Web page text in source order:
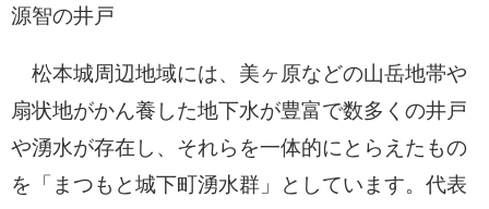
源智の井戸
松本城周辺地域には、美ヶ原などの山岳地帯や
扇状地がかん養した地下水が豊富で数多くの井戸
や湧水が存在し、それらを一体的にとらえたもの
を「まつもと城下町湧水群」としています。代表